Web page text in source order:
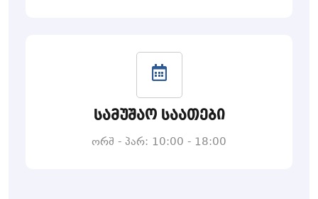
სამუშაო საათები
ორშ - პარ: 10:00 - 18:00